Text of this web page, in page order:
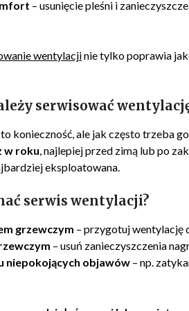
– usunięcie pleśni i
wentylacjinie tylko poprawia
serwisować
konieczność, ale jak często trzeba
w roku, najlepiej przed zimą lub po
eksploatowana.
serwis wentylacji?
grzewczym – przygotuj wentylację
– usuń zanieczyszczenia
niepokojących objawów – np.